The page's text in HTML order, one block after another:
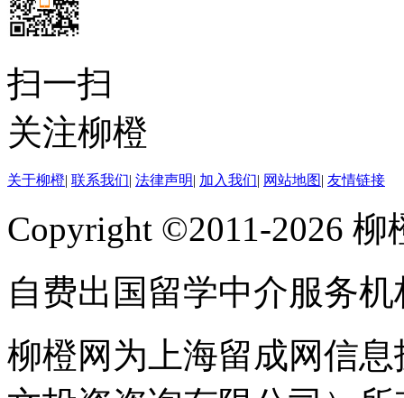
扫一扫
关注柳橙
关于柳橙| 联系我们| 法律声明| 加入我们| 网站地图| 友情链接
Copyright ©2011-2026
自费出国留学中介服务
柳橙网为上海留成网信